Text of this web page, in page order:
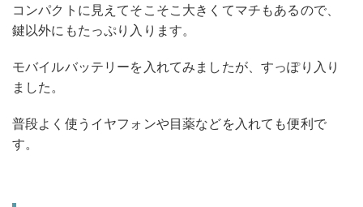
コンパクトに見えてそこそこ大きくてマチもあるので、
鍵以外にもたっぷり入ります。
モバイルバッテリーを入れてみましたが、すっぽり入り
ました。
普段よく使うイヤフォンや目薬などを入れても便利で
す。